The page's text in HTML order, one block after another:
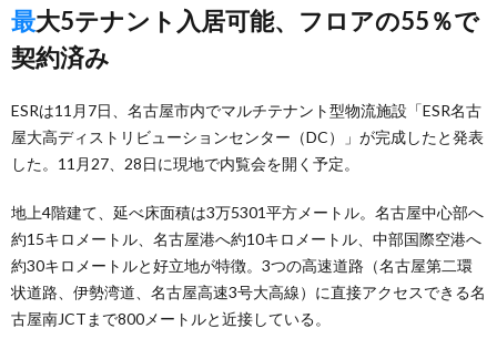
最大5テナント入居可能、フロアの55％で
契約済み
ESRは11月7日、名古屋市内でマルチテナント型物流施設「ESR名古
屋大高ディストリビューションセンター（DC）」が完成したと発表
した。11月27、28日に現地で内覧会を開く予定。
地上4階建て、延べ床面積は3万5301平方メートル。名古屋中心部へ
約15キロメートル、名古屋港へ約10キロメートル、中部国際空港へ
約30キロメートルと好立地が特徴。3つの高速道路（名古屋第二環
状道路、伊勢湾道、名古屋高速3号大高線）に直接アクセスできる名
古屋南JCTまで800メートルと近接している。